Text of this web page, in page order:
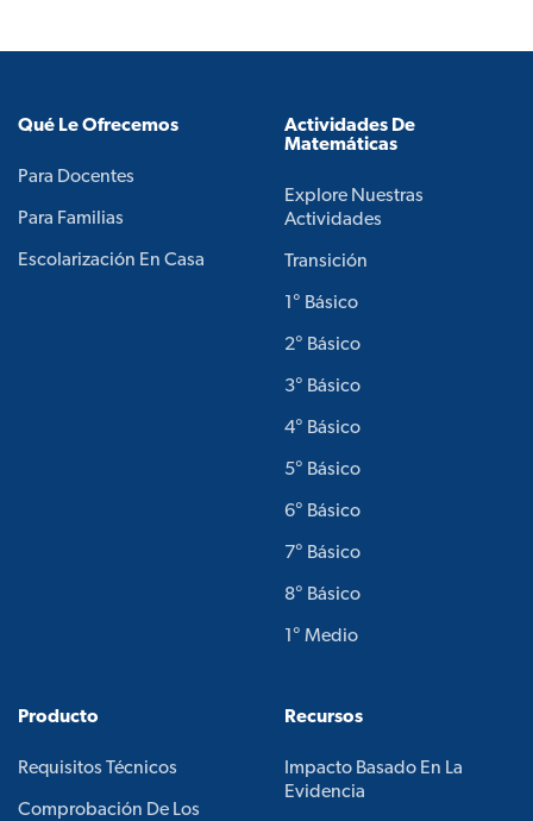
Qué Le Ofrecemos
Para Docentes
Para Familias
Escolarización En Casa
Actividades De
Matemáticas
Explore Nuestras
Actividades
Transición
1° Básico
2° Básico
3° Básico
4° Básico
5° Básico
6° Básico
7° Básico
8° Básico
1° Medio
Producto
Requisitos Técnicos
Comprobación De Los
Recursos
Impacto Basado En La
Evidencia